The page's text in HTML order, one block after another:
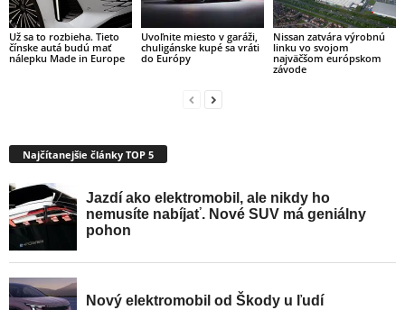
Už sa to rozbieha. Tieto
čínske autá budú mať
nálepku Made in Europe
Uvoľnite miesto v garáži,
chuligánske kupé sa vráti
do Európy
Nissan zatvára výrobnú
linku vo svojom
najväčšom európskom
závode
Najčítanejšie články TOP 5